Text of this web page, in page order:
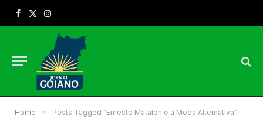
Facebook
X
Instagram
Home » Posts Tagged "Ernesto Matalon e a Moda Alternativa"